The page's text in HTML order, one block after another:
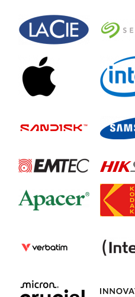
MZ-7TE750BW
840 PRO
MZ-7PD128BW
MZ-7PD128Z
MZ-7PD256BW
MZ-7PD512BW
850 Pro
MZ-7KE128Z
MZ-7KE1T0BW
MZ-7KE256BW
MZ-7KE2T0BW